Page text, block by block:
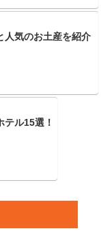
人気のお土産を紹介
テル15選！